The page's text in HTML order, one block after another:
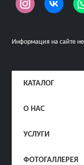
Информация на сайте
КАТАЛОГ
О НАС
УСЛУГИ
ФОТОГАЛЛЕРЕЯ